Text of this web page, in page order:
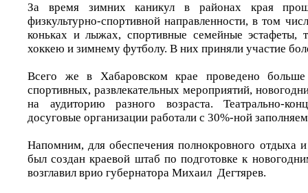
За время зимних каникул в районах края
физкультурно-спортивной направленности, в том
коньках и лыжах, спортивные семейные эстафеты,
хоккею и зимнему футболу. В них приняли участие
Всего же в Хабаровском крае проведено
спортивных, развлекательных мероприятий,
на аудиторию разного возраста. Театрально-
досуговые организации работали с 30%-ной
Напомним, для обеспечения полнокровного отдыха
был создан краевой штаб по подготовке к
возглавил врио губернатора Михаил Дегтярев.